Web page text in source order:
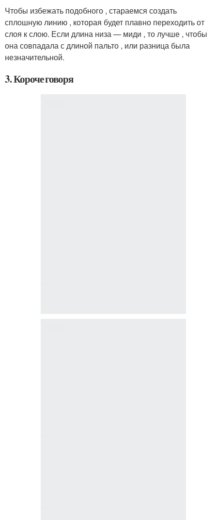
Чтобы избежать подобного , стараемся создать
сплошную линию , которая будет плавно переходить от
слоя к слою. Если длина низа — миди , то лучше , чтобы
она совпадала с длиной пальто , или разница была
незначительной.
3. Короче говоря